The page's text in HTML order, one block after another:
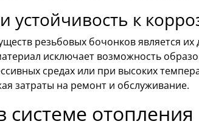
устойчивость к
резьбовых бочонков является их
исключает возможность
средах или при высоких
затраты на ремонт и обслуживание.
отопления